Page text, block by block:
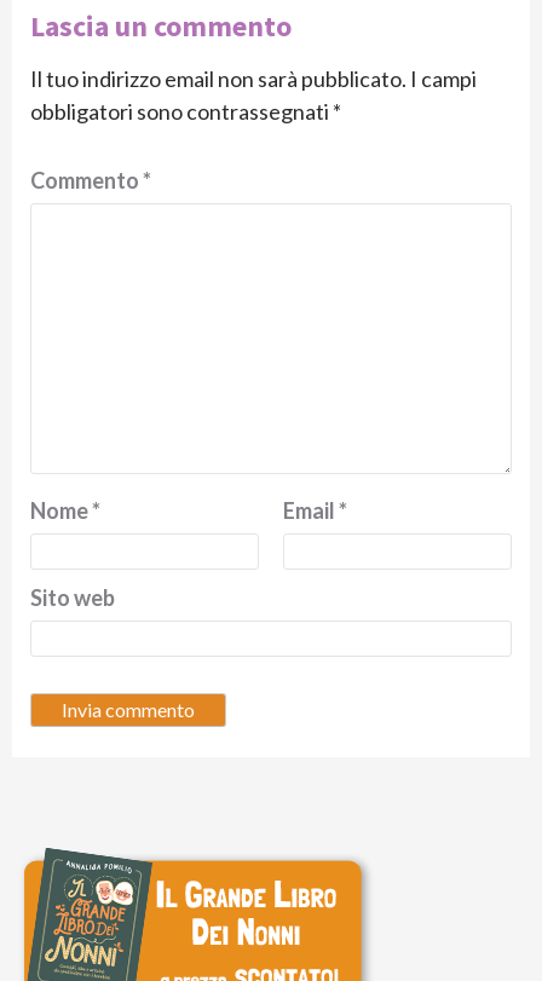
Lascia un commento
Il tuo indirizzo email non sarà pubblicato. I campi
obbligatori sono contrassegnati *
Commento*
Nome* Email*
Sito web